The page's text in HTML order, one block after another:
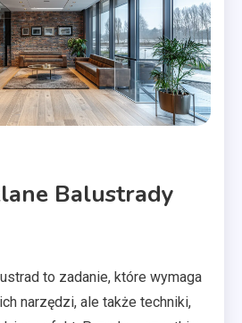
Balustrady
to zadanie, które wymaga
narzędzi, ale także techniki,